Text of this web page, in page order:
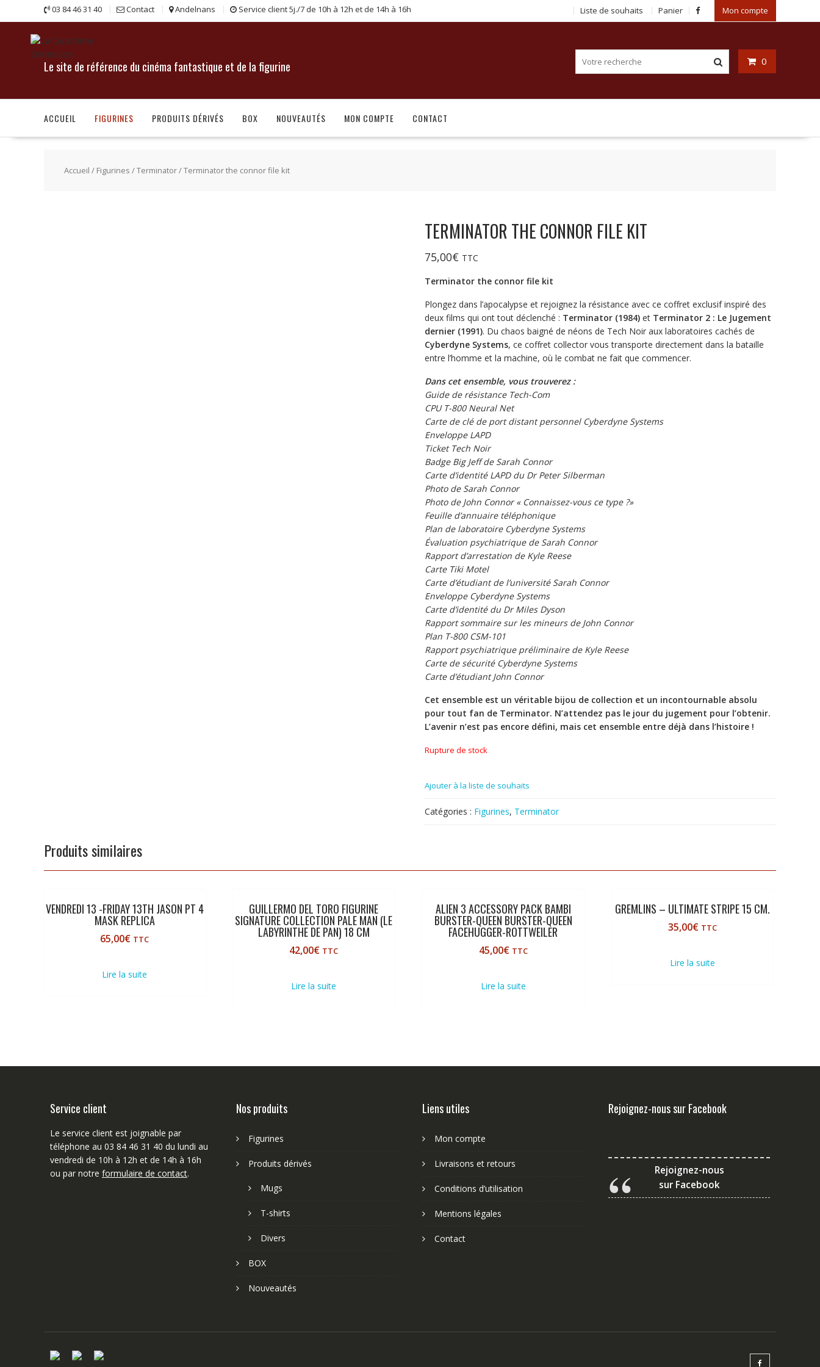
to
03 84 46 31 40 Contact Andelnans Service client 5j./7 de 10h à 12h et de 14h à 16h Liste de souhaits Panier Mon compte
Le site de référence du cinéma fantastique et de la figurine 0
ACCUEIL FIGURINES PRODUITS DÉRIVÉS BOX NOUVEAUTÉS MON COMPTE CONTACT
Accueil / Figurines /Terminator/ Terminator the connor file kit
TERMINATOR THE CONNOR FILE KIT
75,00€ TTC
Terminator the connor file kit
Plongez dans l’apocalypse et rejoignez la résistance avec ce coffret exclusif inspiré des
deux films qui ont tout déclenché : Terminator (1984) et Terminator 2 : Le Jugement
dernier (1991). Du chaos baigné de néons de Tech Noir aux laboratoires cachés de
Cyberdyne Systems, ce coffret collector vous transporte directement dans la bataille
entre l’homme et la machine, où le combat ne fait que commencer.
Dans cet ensemble, vous trouverez :
Guide de résistance Tech-Com
CPU T-800 Neural Net
Carte de clé de port distant personnel Cyberdyne Systems
Enveloppe LAPD
Ticket Tech Noir
Badge Big Jeff de Sarah Connor
Carte d’identité LAPD du Dr Peter Silberman
Photo de Sarah Connor
Photo de John Connor « Connaissez-vous ce type ?»
Feuille d’annuaire téléphonique
Plan de laboratoire Cyberdyne Systems
Évaluation psychiatrique de Sarah Connor
Rapport d’arrestation de Kyle Reese
Carte Tiki Motel
Carte d’étudiant de l’université Sarah Connor
Enveloppe Cyberdyne Systems
Carte d’identité du Dr Miles Dyson
Rapport sommaire sur les mineurs de John Connor
Plan T-800 CSM-101
Rapport psychiatrique préliminaire de Kyle Reese
Carte de sécurité Cyberdyne Systems
Carte d’étudiant John Connor
Cet ensemble est un véritable bijou de collection et un incontournable absolu
pour tout fan de Terminator. N’attendez pas le jour du jugement pour l’obtenir.
L’avenir n’est pas encore défini, mais cet ensemble entre déjà dans l’histoire !
Rupture de stock
Ajouter à la liste de souhaits
Catégories : Figurines, Terminator
Produits similaires
VENDREDI 13 -FRIDAY 13TH JASON PT 4
MASK REPLICA
65,00€ TTC
Lire la suite
GUILLERMO DEL TORO FIGURINE
SIGNATURE COLLECTION PALE MAN (LE
LABYRINTHE DE PAN) 18 CM
42,00€ TTC
Lire la suite
ALIEN 3 ACCESSORY PACK BAMBI
BURSTER-QUEEN BURSTER-QUEEN
FACEHUGGER-ROTTWEILER
45,00€ TTC
Lire la suite
GREMLINS – ULTIMATE STRIPE 15 CM.
35,00€ TTC
Lire la suite
Service client
Le service client est joignable par
téléphone au 03 84 46 31 40 du lundi au
vendredi de 10h à 12h et de 14h à 16h
ou par notre formulaire de contact.
Nos produits
Figurines
Produits dérivés
Mugs
T-shirts
Divers
BOX
Nouveautés
Liens utiles
Mon compte
Livraisons et retours
Conditions d’utilisation
Mentions légales
Contact
Rejoignez-nous sur Facebook
Rejoignez-nous
sur Facebook